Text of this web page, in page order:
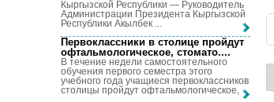
Кыргызской Республики — Руководитель
Администрации Президента Кыргызской
Республики Акылбек ...
Первоклассники в столице пройдут
офтальмологическое, стомато....
В течение недели самостоятельного
обучения первого семестра этого
учебного года учащиеся первоклассников
столицы пройдут офтальмологическое, ...